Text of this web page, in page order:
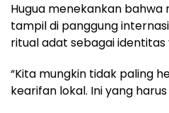
Hugua menekankan bahwa
tampil di panggung
ritual adat sebagai
“Kita mungkin tidak paling
kearifan lokal. Ini yang